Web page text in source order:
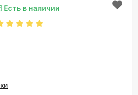
Есть в наличии